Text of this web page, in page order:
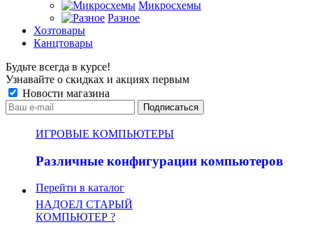
Микросхемы
Разное
Хозтовары
Канцтовары
Будьте всегда в курсе!
Узнавайте о скидках и акциях первым
Новости магазина
ИГРОВЫЕ КОМПЬЮТЕРЫ
Различные конфигурации компьютеров
Перейти в каталог
НАДОЕЛ СТАРЫЙ
КОМПЬЮТЕР ?